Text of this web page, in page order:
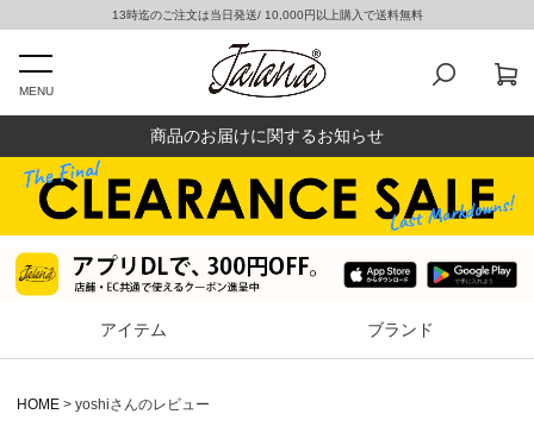
13時迄のご注文は当日発送/ 10,000円以上購入で送料無料
MENU
商品のお届けに関するお知らせ
アイテム ブランド
HOME yoshiさんのレビュー